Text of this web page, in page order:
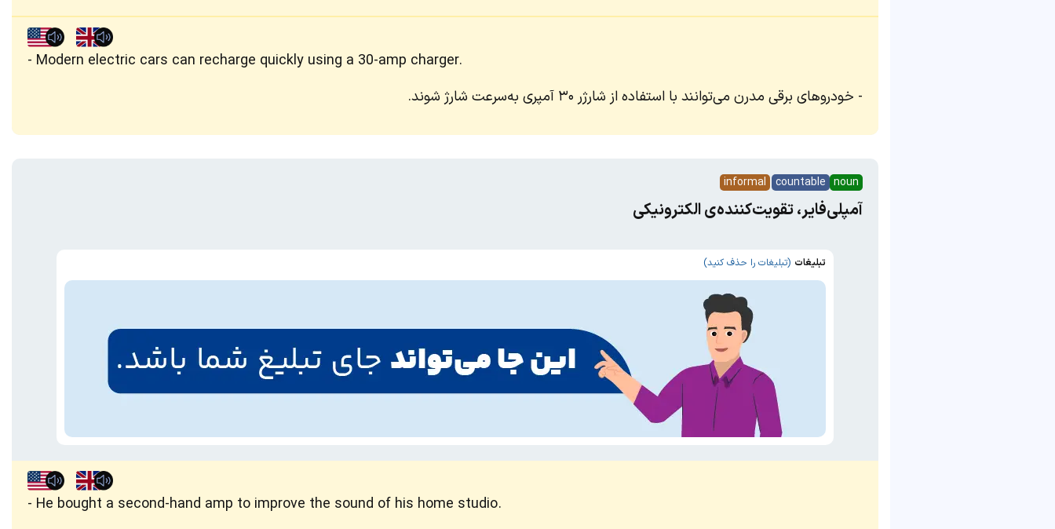
Modern electric cars can recharge quickly using a 30-amp charger.
خودروهای برقی مدرن می‌توانند با استفاده از شارژر ۳۰ آمپری به‌سرعت شارژ شوند.
noun
countable
informal
آمپلی‌فایر، تقویت‌کننده‌ی الکترونیکی
تبلیغات (تبلیغات را حذف کنید)
He bought a second-hand amp to improve the sound of his home studio.